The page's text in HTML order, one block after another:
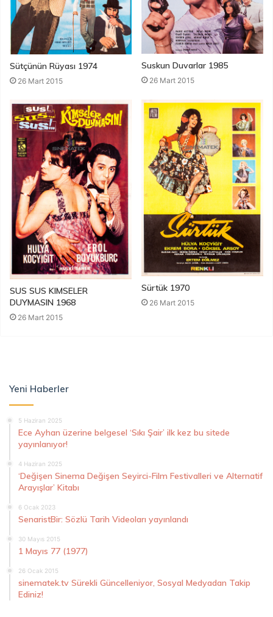
Sütçünün Rüyası 1974
26 Mart 2015
Suskun Duvarlar 1985
26 Mart 2015
SUS SUS KIMSELER
DUYMASIN 1968
26 Mart 2015
Sürtük 1970
26 Mart 2015
Yeni Haberler
5 Haziran 2025
Ece Ayhan üzerine belgesel ‘Sıkı Şair’ ilk kez bu sitede
yayınlanıyor!
4 Haziran 2025
‘Değişen Sinema Değişen Seyirci-Film Festivalleri ve Alternatif
Arayışlar’ Kitabı
6 Ocak 2023
SenaristBir: Sözlü Tarih Videoları yayınlandı
30 Mayıs 2015
1 Mayıs 77 (1977)
26 Ocak 2015
sinematek.tv Sürekli Güncelleniyor, Sosyal Medyadan Takip
Ediniz!